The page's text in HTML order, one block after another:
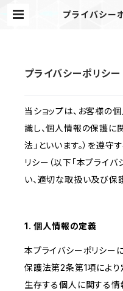
プライバシー
プライバシーポリシー
当ショップは、お客様の
識し、個人情報の保護に
法」といいます。）を遵守
リシー（以下「本プライバ
い、適切な取扱い及び保
1. 個人情報の定義
本プライバシーポリシー
保護法第2条第1項により
生存する個人に関する情